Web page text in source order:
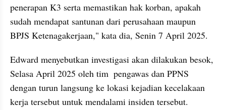
penerapan K3 serta memastikan hak korban, apakah
sudah mendapat santunan dari perusahaan maupun
BPJS Ketenagakerjaan," kata dia, Senin 7 April 2025.
Edward menyebutkan investigasi akan dilakukan besok,
Selasa April 2025 oleh tim  pengawas dan PPNS
dengan turun langsung ke lokasi kejadian kecelakaan
kerja tersebut untuk mendalami insiden tersebut.